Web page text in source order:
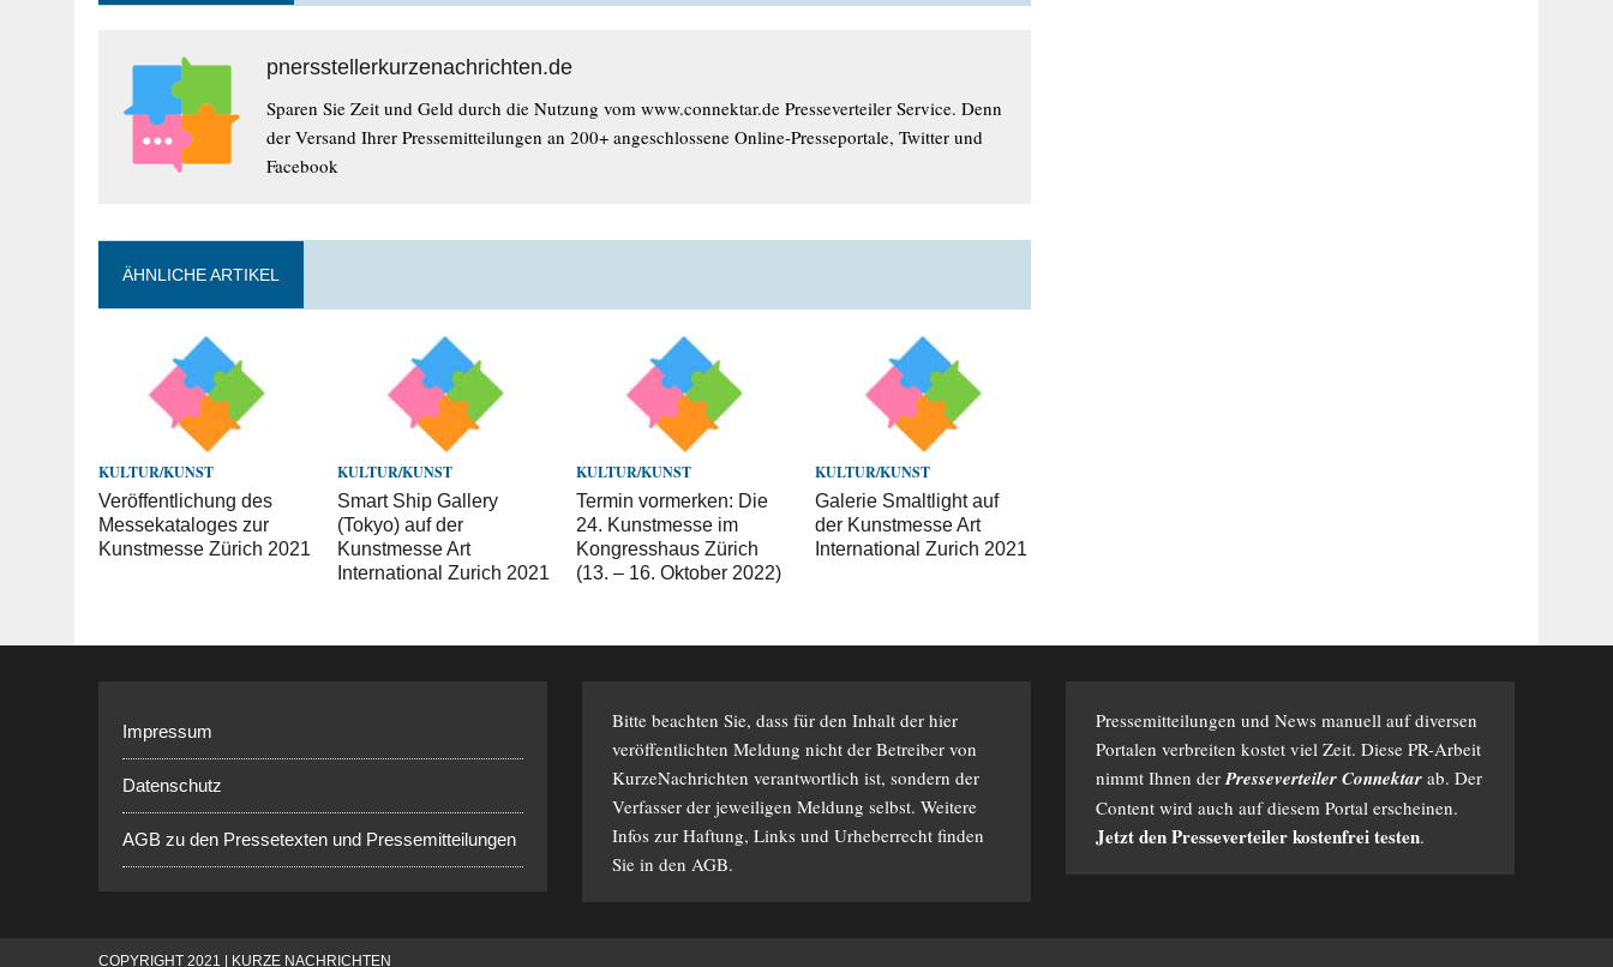
pnersstellerkurzenachrichten.de
Sparen Sie Zeit und Geld durch die Nutzung vom www.connektar.de Presseverteiler Service. Denn
der Versand Ihrer Pressemitteilungen an 200+ angeschlossene Online-Presseportale, Twitter und
Facebook
ÄHNLICHE ARTIKEL
KULTUR/KUNST
Veröffentlichung des
Messekataloges zur
Kunstmesse Zürich 2021
KULTUR/KUNST
Smart Ship Gallery
(Tokyo) auf der
Kunstmesse Art
International Zurich 2021
KULTUR/KUNST
Termin vormerken: Die
24. Kunstmesse im
Kongresshaus Zürich
(13. – 16. Oktober 2022)
KULTUR/KUNST
Galerie Smaltlight auf
der Kunstmesse Art
International Zurich 2021
Impressum
Datenschutz
AGB zu den Pressetexten und Pressemitteilungen
Bitte beachten Sie, dass für den Inhalt der hier
veröffentlichten Meldung nicht der Betreiber von
KurzeNachrichten verantwortlich ist, sondern der
Verfasser der jeweiligen Meldung selbst. Weitere
Infos zur Haftung, Links und Urheberrecht finden
Sie in den AGB.
Pressemitteilungen und News manuell auf diversen
Portalen verbreiten kostet viel Zeit. Diese PR-Arbeit
nimmt Ihnen derPresseverteiler Connektar ab. Der
Content wird auch auf diesem Portal erscheinen.
Jetzt den Presseverteiler kostenfrei testen.
COPYRIGHT 2021 | KURZE NACHRICHTEN